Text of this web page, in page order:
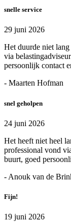
snelle service
29 juni 2026
Het duurde niet
via
persoonlijk contact
- Maarten Hofman
snel geholpen
24 juni 2026
Het heeft niet heel
professional vond
buurt, goed
- Anouk van de
Fijn!
19 juni 2026